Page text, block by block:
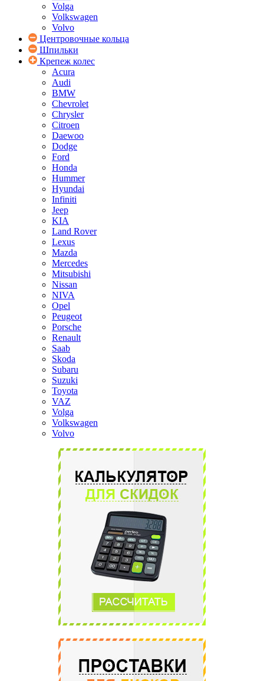
Volga
Volkswagen
Volvo
Центровочные кольца
Шпильки
Крепеж колес
Acura
Audi
BMW
Chevrolet
Chrysler
Citroen
Daewoo
Dodge
Ford
Honda
Hummer
Hyundai
Infiniti
Jeep
KIA
Land Rover
Lexus
Mazda
Mercedes
Mitsubishi
Nissan
NIVA
Opel
Peugeot
Porsche
Renault
Saab
Skoda
Subaru
Suzuki
Toyota
VAZ
Volga
Volkswagen
Volvo